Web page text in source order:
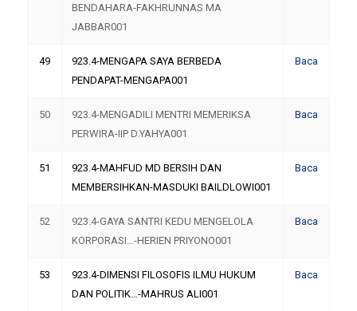
BENDAHARA-FAKHRUNNAS MA
JABBAR001
49
923.4-MENGAPA SAYA BERBEDA
PENDAPAT-MENGAPA001
Baca
50
923.4-MENGADILI MENTRI MEMERIKSA
PERWIRA-IIP D.YAHYA001
Baca
51
923.4-MAHFUD MD BERSIH DAN
MEMBERSIHKAN-MASDUKI BAILDLOWI001
Baca
52
923.4-GAYA SANTRI KEDU MENGELOLA
KORPORASI…-HERIEN PRIYONO001
Baca
53
923.4-DIMENSI FILOSOFIS ILMU HUKUM
DAN POLITIK…-MAHRUS ALI001
Baca